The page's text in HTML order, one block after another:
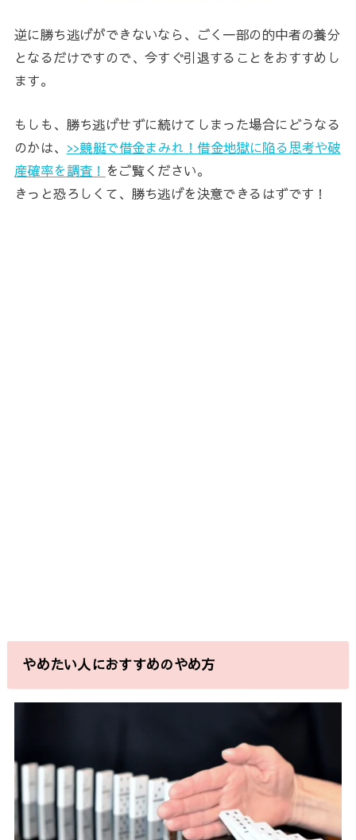
逆に勝ち逃げができないなら、ごく一部の的中者の養分
となるだけですので、今すぐ引退することをおすすめし
ます。
もしも、勝ち逃げせずに続けてしまった場合にどうなる
のかは、 >>競艇で借金まみれ！借金地獄に陥る思考や破
産確率を調査！ をご覧ください。
きっと恐ろしくて、勝ち逃げを決意できるはずです！
やめたい人におすすめのやめ方